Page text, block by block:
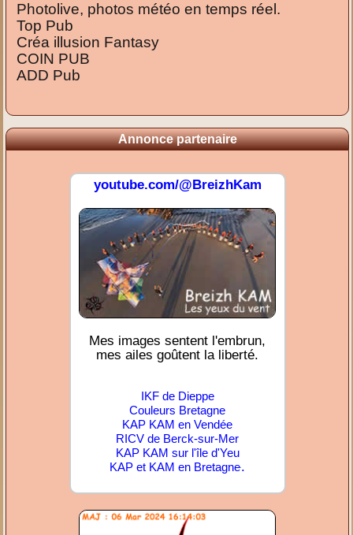
Photolive, photos météo en temps réel.
Top Pub
Créa illusion Fantasy
COIN PUB
ADD Pub
Annonce partenaire
youtube.com/@BreizhKam
Mes images sentent l'embrun,
mes ailes goûtent la liberté.
IKF de Dieppe
Couleurs Bretagne
KAP KAM en Vendée
RICV de Berck-sur-Mer
KAP KAM sur l'île d'Yeu
KAP et KAM en Bretagne.